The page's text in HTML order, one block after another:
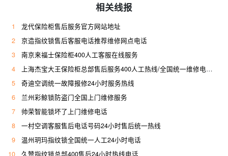
相关线报
1
龙代保险柜售后服务官方网站地址
2
京造指纹锁售后客服电话推荐维修网点电话
3
南京来福士保险柜400人工客服在线服务
4
上海杰宝大王保险柜总部售后服务400人工热线/全国统一维修电话是多少
5
奇迪空调统一故障报修24小时服务热线
6
兰州彩鲸锁防盗门全国上门维修服务
7
帅荣智能锁坏了上门维修电话
8
一村空调客服售后电话号码24小时售后统一热线
9
温州玥玛指纹锁全国统一人工24小时电话
10
久赞指纹锁总部400售后24小时热线电话